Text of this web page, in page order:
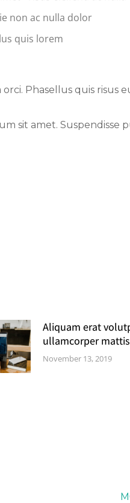
non ac nulla dolor
quis lorem
Phasellus quis risus
sit amet. Suspendisse
Aliquam erat
ullamcorper
November 13, 2019